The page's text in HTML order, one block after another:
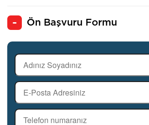
Ön Başvuru Formu